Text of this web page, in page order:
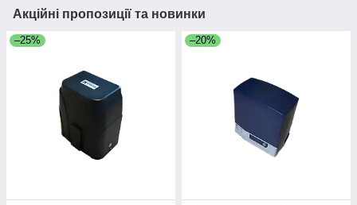
Акційні пропозиції та новинки
–25% –20%